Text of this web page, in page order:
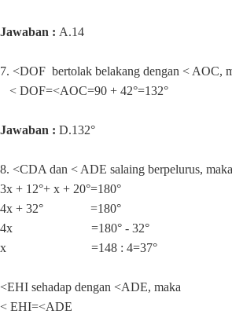
Jawaban : A.14
7. <DOF bertolak belakang dengan < AOC,
< DOF=<AOC=90 + 42°=132°
Jawaban : D.132°
8. <CDA dan < ADE salaing berpelurus,
3x + 12°+ x + 20°=180°
4x + 32° =180°
4x =180° - 32°
x =148 : 4=37°
<EHI sehadap dengan <ADE, maka
< EHI=<ADE